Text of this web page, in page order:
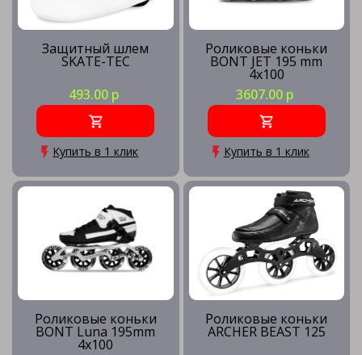
Защитный шлем
SKATE-TEC
493.00 р
Купить в 1 клик
Роликовые коньки
BONT JET 195 mm
4х100
3607.00 р
Купить в 1 клик
Роликовые коньки
BONT Luna 195mm
4х100
Роликовые коньки
ARCHER BEAST 125